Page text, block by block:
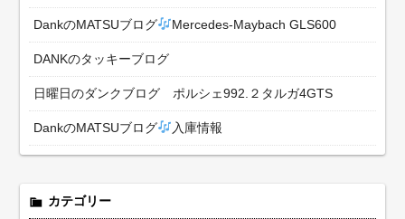
DankのMATSUブログ Mercedes-Maybach GLS600
DANKのタッキーブログ
日曜日のダンクブログ ポルシェ992.２タルガ4GTS
DankのMATSUブログ 入庫情報
カテゴリー